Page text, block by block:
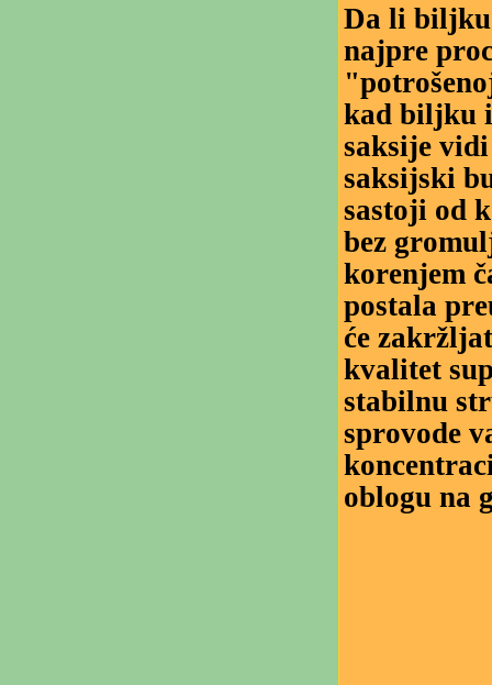
Da li
najpre
kad biljku
saksije vidi
saksijski
sastoji od
bez
korenjem
postala
će
kvalitet
stabilnu
sprovode
oblogu na